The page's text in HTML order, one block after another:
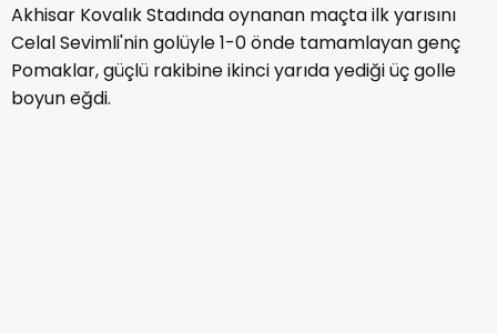
Akhisar Kovalık Stadında oynanan maçta ilk yarısını
Celal Sevimli'nin golüyle 1-0 önde tamamlayan genç
Pomaklar, güçlü rakibine ikinci yarıda yediği üç golle
boyun eğdi.